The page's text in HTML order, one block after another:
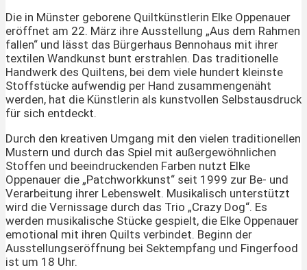
Die in Münster geborene Quiltkünstlerin Elke Oppenauer
eröffnet am 22. März ihre Ausstellung „Aus dem Rahmen
fallen“ und lässt das Bürgerhaus Bennohaus mit ihrer
textilen Wandkunst bunt erstrahlen. Das traditionelle
Handwerk des Quiltens, bei dem viele hundert kleinste
Stoffstücke aufwendig per Hand zusammengenäht
werden, hat die Künstlerin als kunstvollen Selbstausdruck
für sich entdeckt.
Durch den kreativen Umgang mit den vielen traditionellen
Mustern und durch das Spiel mit außergewöhnlichen
Stoffen und beeindruckenden Farben nutzt Elke
Oppenauer die „Patchworkkunst“ seit 1999 zur Be- und
Verarbeitung ihrer Lebenswelt. Musikalisch unterstützt
wird die Vernissage durch das Trio „Crazy Dog“. Es
werden musikalische Stücke gespielt, die Elke Oppenauer
emotional mit ihren Quilts verbindet. Beginn der
Ausstellungseröffnung bei Sektempfang und Fingerfood
ist um 18 Uhr.